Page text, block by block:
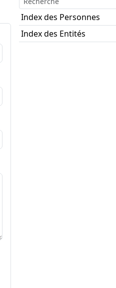
Index des Personnes
Index des Entités